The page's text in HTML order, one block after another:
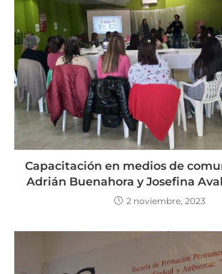
Capacitación en medios de
Adrián Buenahora y Josefina
2 noviembre, 2023